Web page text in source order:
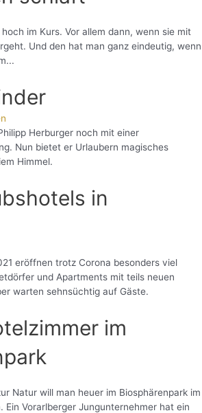
im Kurs. Vor allem dann, wenn sie mit
Und den hat man ganz eindeutig, wenn
Herburger noch mit einer
Nun bietet er Urlaubern magisches
Himmel.
in
eröffnen trotz Corona besonders viel
und Apartments mit teils neuen
warten sehnsüchtig auf Gäste.
im
Natur will man heuer im Biosphärenpark im
Ein Vorarlberger Jungunternehmer hat ein